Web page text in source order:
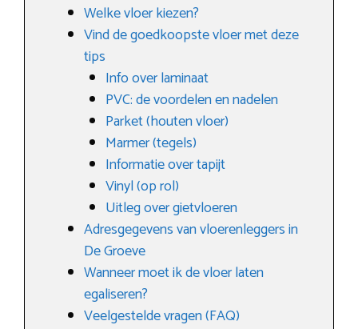
Welke vloer kiezen?
Vind de goedkoopste vloer met deze
tips
Info over laminaat
PVC: de voordelen en nadelen
Parket (houten vloer)
Marmer (tegels)
Informatie over tapijt
Vinyl (op rol)
Uitleg over gietvloeren
Adresgegevens van vloerenleggers in
De Groeve
Wanneer moet ik de vloer laten
egaliseren?
Veelgestelde vragen (FAQ)